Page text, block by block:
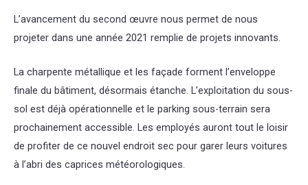
L’avancement du second œuvre nous permet de nous
projeter dans une année 2021 remplie de projets innovants.
La charpente métallique et les façade forment l’enveloppe
finale du bâtiment, désormais étanche. L’exploitation du sous-
sol est déjà opérationnelle et le parking sous-terrain sera
prochainement accessible. Les employés auront tout le loisir
de profiter de ce nouvel endroit sec pour garer leurs voitures
à l’abri des caprices météorologiques.